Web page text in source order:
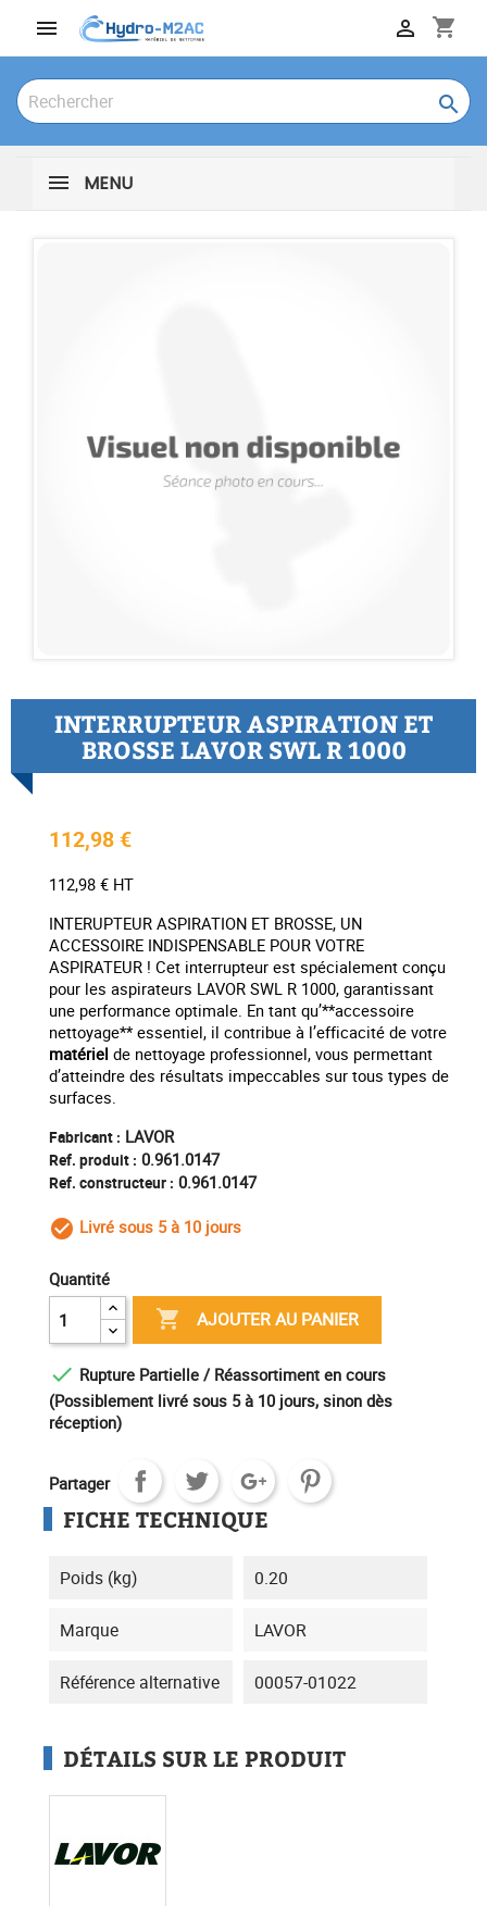
 shopping_cart


MENU
INTERRUPTEUR ASPIRATION ET
BROSSE LAVOR SWL R 1000
112,98 €
112,98 € HT
INTERUPTEUR ASPIRATION ET BROSSE, UN
ACCESSOIRE INDISPENSABLE POUR VOTRE
ASPIRATEUR ! Cet interrupteur est spécialement conçu
pour les aspirateurs LAVOR SWL R 1000, garantissant
une performance optimale. En tant qu’**accessoire
nettoyage** essentiel, il contribue à l’efficacité de votre
matériel de nettoyage professionnel, vous permettant
d’atteindre des résultats impeccables sur tous types de
surfaces.
Fabricant : LAVOR
Ref. produit : 0.961.0147
Ref. constructeur : 0.961.0147
check_circle_outline
Livré sous 5 à 10 jours
Quantité
 AJOUTER AU PANIER
 Rupture Partielle / Réassortiment en cours
(Possiblement livré sous 5 à 10 jours, sinon dès
réception)
Partager
FICHE TECHNIQUE
Poids (kg) 0.20
Marque LAVOR
Référence alternative 00057-01022
DÉTAILS SUR LE PRODUIT